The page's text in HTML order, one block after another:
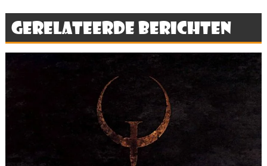
Gerelateerde berichten